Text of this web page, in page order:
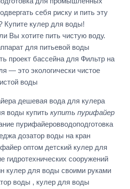
себя риску и пить эту
Купите кулер для воды!
Вы хотите пить чистую воду.
для питьевой воды
проект бассейна для Фильтр на
— это экологически чистое
воды
дешевая вода для кулера
воды купить купить пурифайер
пурифайеровводоподготовка
дозатор воды на кран
оптом детский кулер для
гидротехнических сооружений
кулер для воды своими руками
воды , кулер для воды